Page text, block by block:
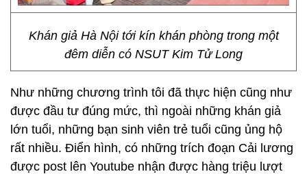
Khán giả Hà Nội tới kín khán phòng trong một
đêm diễn có NSUT Kim Tử Long
Như những chương trình tôi đã thực hiện cũng như
được đầu tư đúng mức, thì ngoài những khán giả
lớn tuổi, những bạn sinh viên trẻ tuổi cũng ủng hộ
rất nhiều. Điển hình, có những trích đoạn Cải lương
được post lên Youtube nhận được hàng triệu lượt